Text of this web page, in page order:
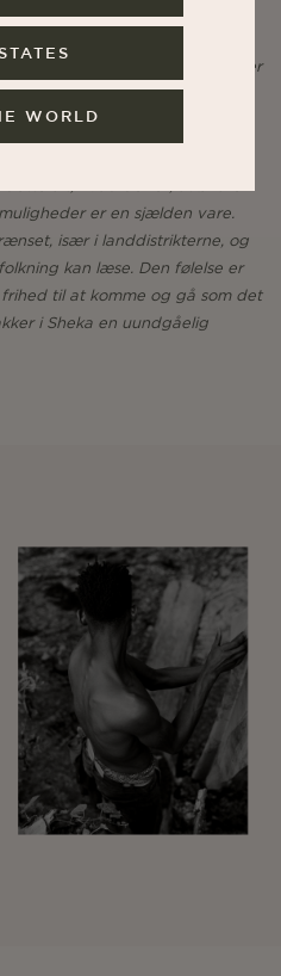
WORLD
er hverken elektricitet eller
dagligt omkring et stort fad
Når solen går ned, tænder
privilegie, det er for mig at
dette for en stund, væk fra
alt, hvad der er; at ønske
er en sjælden vare.
især i landdistrikterne, og
kan læse. Den følelse er
til at komme og gå som det
i Sheka en uundgåelig